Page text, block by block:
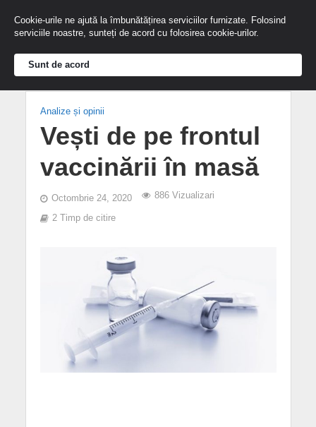
Analize și opinii
Vești de pe frontul
vaccinării în masă
Octombrie 24, 2020 886 Vizualizari
2 Timp de citire
Cookie-urile ne ajută la îmbunătățirea serviciilor furnizate. Folosind
serviciile noastre, sunteți de acord cu folosirea cookie-urilor.
Sunt de acord